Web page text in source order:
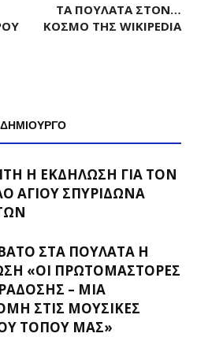
ΤΑ ΠΟΥΛΆΤΑ ΣΤΟΝ…
ΚΌΣΜΟ ΤΗΣ WIKIPEDIA
Η ΕΚΔΉΛΩΣΗ ΓΙΑ ΤΟΝ
ΑΓΊΟΥ ΣΠΥΡΊΔΩΝΑ
ΣΤΑ ΠΟΥΛΆΤΑ Η
«ΟΙ ΠΡΩΤΟΜΆΣΤΟΡΕΣ
– ΜΊΑ
ΣΤΙΣ ΜΟΥΣΙΚΈΣ
ΤΌΠΟΥ ΜΑΣ»